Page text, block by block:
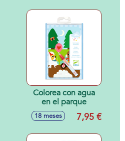
Colorea con agua
en el parque
18 meses 7,95 €